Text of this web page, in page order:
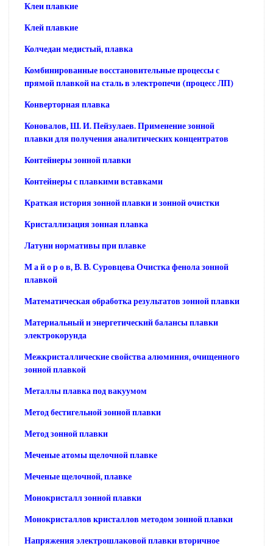
Клеи плавкие
Клей плавкие
Колчедан медистый, плавка
Комбинированные восстановительные процессы с
прямой плавкой на сталь в электропечи (процесс ЛП)
Конверторная плавка
Коновалов, Ш. И. Пейзулаев. Применение зонной
плавки для получения аналитических концентратов
Контейнеры зонной плавки
Контейнеры с плавкими вставками
Краткая история зонной плавки и зонной очистки
Кристаллизация зонная плавка
Латуни нормативы при плавке
М а й о р о в, В. В. Суровцева Очистка фенола зонной
плавкой
Математическая обработка результатов зонной плавки
Материальный и энергетический балансы плавки
электрокорунда
Межкристаллические свойства алюминия, очищенного
зонной плавкой
Металлы плавка под вакуумом
Метод бестигельной зонной плавки
Метод зонной плавки
Меченые атомы щелочной плавке
Меченые щелочной, плавке
Монокристалл зонной плавки
Монокристаллов кристаллов методом зонной плавки
Напряжения электрошлаковой плавки вторичное